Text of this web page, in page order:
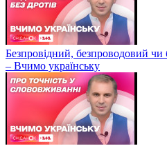
Безпровідний, безпроводовий
– Вчимо українську